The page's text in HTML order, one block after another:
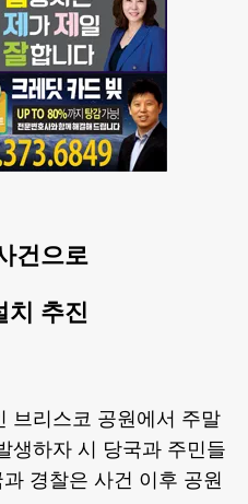
건으로
추진
브리스코 공원에서 주말
생하자 시 당국과 주민들
경찰은 사건 이후 공원